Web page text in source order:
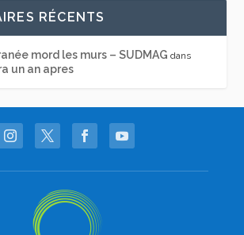
RÉCENTS
mord les murs – SUDMAG dans
un an apres